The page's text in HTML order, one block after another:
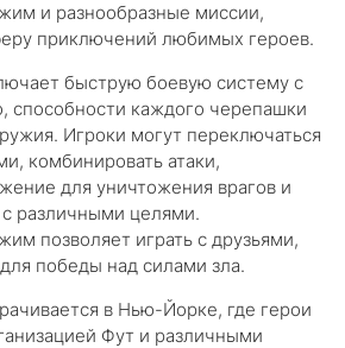
и разнообразные миссии,
приключений любимых героев.
быструю боевую систему с
способности каждого черепашки
Игроки могут переключаться
комбинировать атаки,
для уничтожения врагов и
различными целями.
позволяет играть с друзьями,
победы над силами зла.
в Нью-Йорке, где герои
Фут и различными